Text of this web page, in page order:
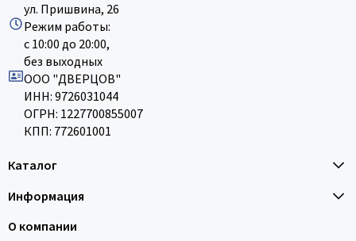
ул. Пришвина, 26
Режим работы:
с 10:00 до 20:00,
без выходных
ООО "ДВЕРЦОВ"
ИНН: 9726031044
ОГРН: 1227700855007
КПП: 772601001
Каталог
Информация
О компании